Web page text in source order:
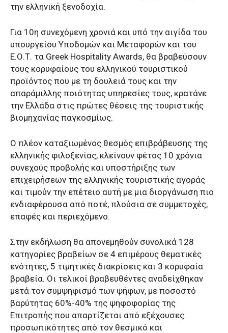
την ελληνική ξενοδοχία.
Για 10η συνεχόμενη χρονιά και υπό την αιγίδα του
υπουργείου Υποδομών και Μεταφορών και του
Ε.Ο.Τ. τα Greek Hospitality Awards, θα βραβεύσουν
τους κορυφαίους του ελληνικού τουριστικού
προϊόντος που με τη δουλειά τους και την
απαράμιλλης ποιότητας υπηρεσίες τους, κρατάνε
την Ελλάδα στις πρώτες θέσεις της τουριστικής
βιομηχανίας παγκοσμίως.
O πλέον καταξιωμένος θεσμός επιβράβευσης της
ελληνικής φιλοξενίας, κλείνουν φέτος 10 χρόνια
συνεχούς προβολής και υποστήριξης των
επιχειρήσεων της ελληνικής τουριστικής αγοράς
και τιμούν την επέτειο αυτή με μια διοργάνωση πιο
ενδιαφέρουσα από ποτέ, πλούσια σε συμμετοχές,
επαφές και περιεχόμενο.
Στην εκδήλωση θα απονεμηθούν συνολικά 128
κατηγορίες βραβείων σε 4 επιμέρους θεματικές
ενότητες, 5 τιμητικές διακρίσεις και 3 κορυφαία
βραβεία. Οι τελικοί βραβευθέντες αναδείχθηκαν
μετά τον συμψηφισμό των ψήφων, με ποσοστό
βαρύτητας 60%-40% της ψηφοφορίας της
Επιτροπής που απαρτίζεται από εξέχουσες
προσωπικότητες από τον θεσμικό και